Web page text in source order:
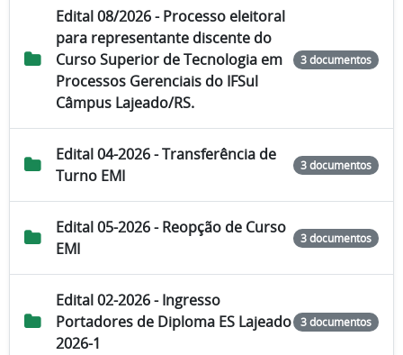
Edital 08/2026 - Processo eleitoral
para representante discente do
Curso Superior de Tecnologia em
Processos Gerenciais do IFSul
Câmpus Lajeado/RS.
3 documentos
Edital 04-2026 - Transferência de
Turno EMI
3 documentos
Edital 05-2026 - Reopção de Curso
EMI
3 documentos
Edital 02-2026 - Ingresso
Portadores de Diploma ES Lajeado
2026-1
3 documentos